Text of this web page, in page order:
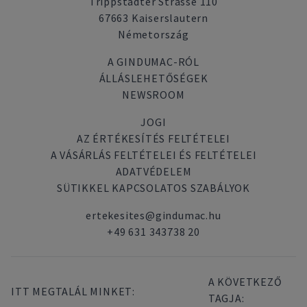
67663 Kaiserslautern
Németország
A GINDUMAC-RÓL
ÁLLÁSLEHETŐSÉGEK
NEWSROOM
JOGI
AZ ÉRTÉKESÍTÉS FELTÉTELEI
A VÁSÁRLÁS FELTÉTELEI ÉS FELTÉTELEI
ADATVÉDELEM
SÜTIKKEL KAPCSOLATOS SZABÁLYOK
ertekesites@gindumac.hu
+49 631 343738 20
ITT MEGTALÁL MINKET:
A KÖVETKEZŐ
TAGJA: